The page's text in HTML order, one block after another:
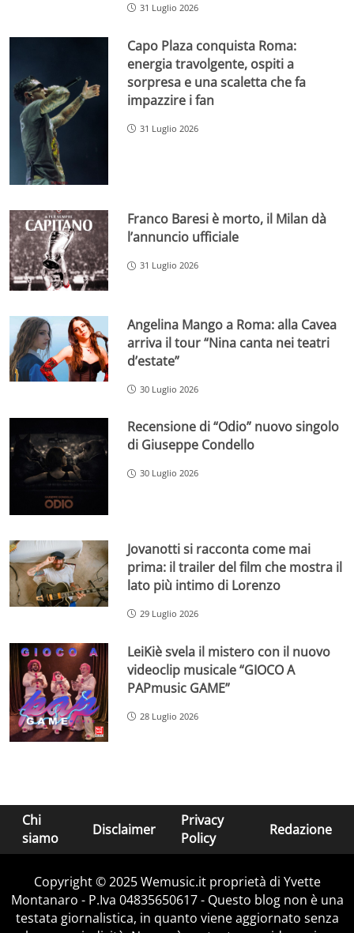
31 Luglio 2026
Capo Plaza conquista Roma:
energia travolgente, ospiti a
sorpresa e una scaletta che fa
impazzire i fan
31 Luglio 2026
Franco Baresi è morto, il Milan dà
l’annuncio ufficiale
31 Luglio 2026
Angelina Mango a Roma: alla Cavea
arriva il tour “Nina canta nei teatri
d’estate”
30 Luglio 2026
Recensione di “Odio” nuovo singolo
di Giuseppe Condello
30 Luglio 2026
Jovanotti si racconta come mai
prima: il trailer del film che mostra il
lato più intimo di Lorenzo
29 Luglio 2026
LeiKiè svela il mistero con il nuovo
videoclip musicale “GIOCO A
PAPmusic GAME”
28 Luglio 2026
Chi
siamo
Disclaimer
Privacy
Policy
Redazione
Copyright © 2025 Wemusic.it proprietà di Yvette
Montanaro - P.Iva 04835650617 - Questo blog non è una
testata giornalistica, in quanto viene aggiornato senza